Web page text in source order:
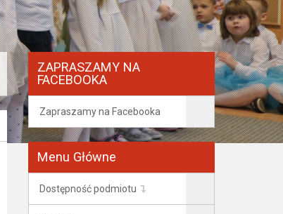
ZAPRASZAMY NA
FACEBOOKA
Zapraszamy na Facebooka
Menu Główne
Dostępność podmiotu